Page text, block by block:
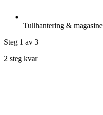
Tullhantering &
Steg 1 av 3
2 steg kvar